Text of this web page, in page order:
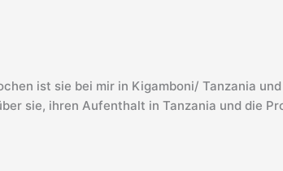
ist sie bei mir in Kigamboni/ Tanzania
sie, ihren Aufenthalt in Tanzania und die